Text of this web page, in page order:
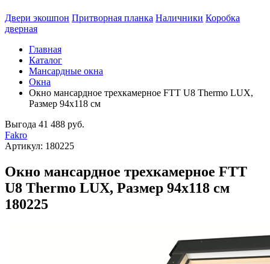
Двери экошпон Притворная планка Наличники Коробка
дверная
Главная
Каталог
Мансардные окна
Окна
Окно мансардное трехкамерное FTT U8 Thermo LUX,
Размер 94х118 см
Выгода 41 488 руб.
Fakro
Артикул: 180225
Окно мансардное трехкамерное FTT
U8 Thermo LUX, Размер 94х118 см
180225